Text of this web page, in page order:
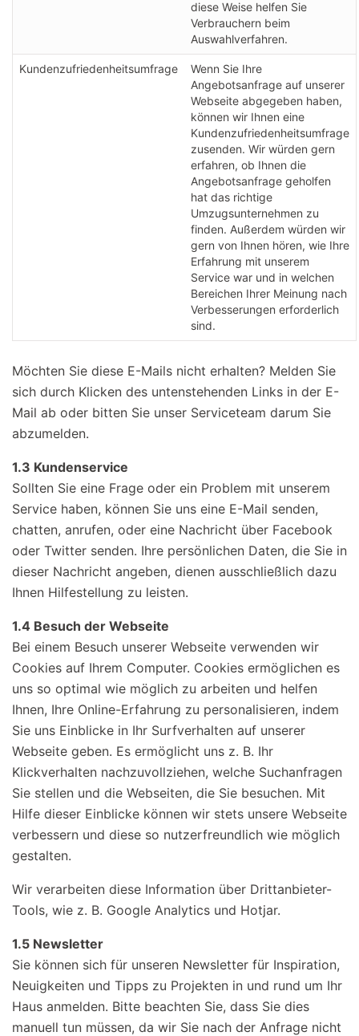
diese Weise helfen Sie
Verbrauchern beim
Auswahlverfahren.
Kundenzufriedenheitsumfrage
Wenn Sie Ihre
Angebotsanfrage auf unserer
Webseite abgegeben haben,
können wir Ihnen eine
Kundenzufriedenheitsumfrage
zusenden. Wir würden gern
erfahren, ob Ihnen die
Angebotsanfrage geholfen
hat das richtige
Umzugsunternehmen zu
finden. Außerdem würden wir
gern von Ihnen hören, wie Ihre
Erfahrung mit unserem
Service war und in welchen
Bereichen Ihrer Meinung nach
Verbesserungen erforderlich
sind.
Möchten Sie diese E-Mails nicht erhalten? Melden Sie
sich durch Klicken des untenstehenden Links in der E-
Mail ab oder bitten Sie unser Serviceteam darum Sie
abzumelden.
1.3 Kundenservice
Sollten Sie eine Frage oder ein Problem mit unserem
Service haben, können Sie uns eine E-Mail senden,
chatten, anrufen, oder eine Nachricht über Facebook
oder Twitter senden. Ihre persönlichen Daten, die Sie in
dieser Nachricht angeben, dienen ausschließlich dazu
Ihnen Hilfestellung zu leisten.
1.4 Besuch der Webseite
Bei einem Besuch unserer Webseite verwenden wir
Cookies auf Ihrem Computer. Cookies ermöglichen es
uns so optimal wie möglich zu arbeiten und helfen
Ihnen, Ihre Online-Erfahrung zu personalisieren, indem
Sie uns Einblicke in Ihr Surfverhalten auf unserer
Webseite geben. Es ermöglicht uns z. B. Ihr
Klickverhalten nachzuvollziehen, welche Suchanfragen
Sie stellen und die Webseiten, die Sie besuchen. Mit
Hilfe dieser Einblicke können wir stets unsere Webseite
verbessern und diese so nutzerfreundlich wie möglich
gestalten.
Wir verarbeiten diese Information über Drittanbieter-
Tools, wie z. B. Google Analytics und Hotjar.
1.5 Newsletter
Sie können sich für unseren Newsletter für Inspiration,
Neuigkeiten und Tipps zu Projekten in und rund um Ihr
Haus anmelden. Bitte beachten Sie, dass Sie dies
manuell tun müssen, da wir Sie nach der Anfrage nicht